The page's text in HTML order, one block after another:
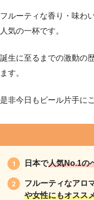
フルーティな香り・味わ
人気の一杯です。
誕生に至るまでの激動の
ます。
是非今日もビール片手に
日本で人気No.1の
フルーティなアロ
や女性にもオスス